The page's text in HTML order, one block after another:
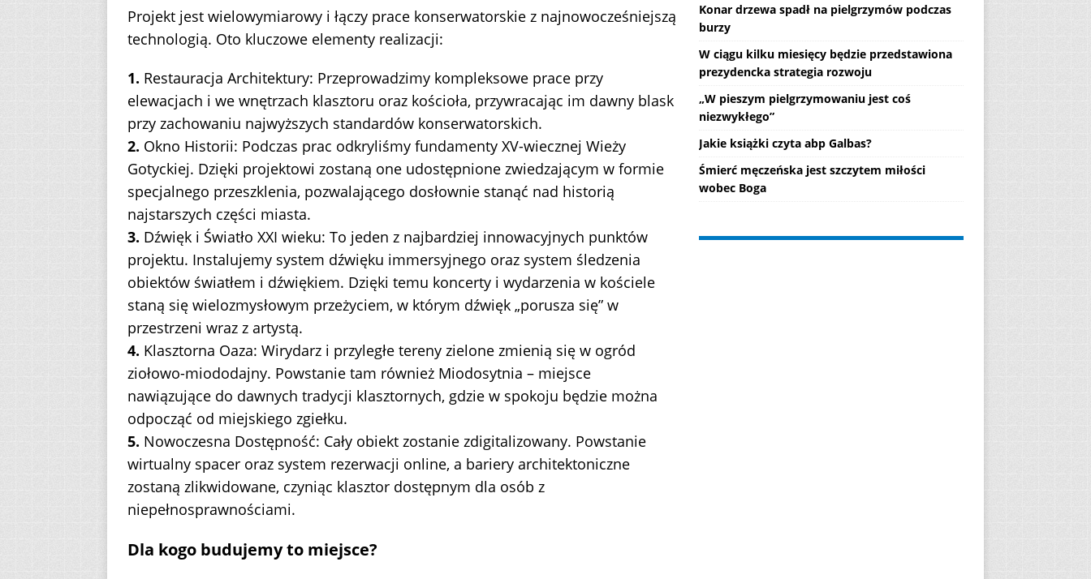
Projekt jest wielowymiarowy i łączy prace konserwatorskie z najnowocześniejszą
technologią. Oto kluczowe elementy realizacji:
1. Restauracja Architektury: Przeprowadzimy kompleksowe prace przy
elewacjach i we wnętrzach klasztoru oraz kościoła, przywracając im dawny blask
przy zachowaniu najwyższych standardów konserwatorskich.
2. Okno Historii: Podczas prac odkryliśmy fundamenty XV-wiecznej Wieży
Gotyckiej. Dzięki projektowi zostaną one udostępnione zwiedzającym w formie
specjalnego przeszklenia, pozwalającego dosłownie stanąć nad historią
najstarszych części miasta.
3. Dźwięk i Światło XXI wieku: To jeden z najbardziej innowacyjnych punktów
projektu. Instalujemy system dźwięku immersyjnego oraz system śledzenia
obiektów światłem i dźwiękiem. Dzięki temu koncerty i wydarzenia w kościele
staną się wielozmysłowym przeżyciem, w którym dźwięk „porusza się” w
przestrzeni wraz z artystą.
4. Klasztorna Oaza: Wirydarz i przyległe tereny zielone zmienią się w ogród
ziołowo-miododajny. Powstanie tam również Miodosytnia – miejsce
nawiązujące do dawnych tradycji klasztornych, gdzie w spokoju będzie można
odpocząć od miejskiego zgiełku.
5. Nowoczesna Dostępność: Cały obiekt zostanie zdigitalizowany. Powstanie
wirtualny spacer oraz system rezerwacji online, a bariery architektoniczne
zostaną zlikwidowane, czyniąc klasztor dostępnym dla osób z
niepełnosprawnościami.
Dla kogo budujemy to miejsce?
Konar drzewa spadł na pielgrzymów podczas
burzy
W ciągu kilku miesięcy będzie przedstawiona
prezydencka strategia rozwoju
„W pieszym pielgrzymowaniu jest coś
niezwykłego”
Jakie książki czyta abp Galbas?
Śmierć męczeńska jest szczytem miłości
wobec Boga